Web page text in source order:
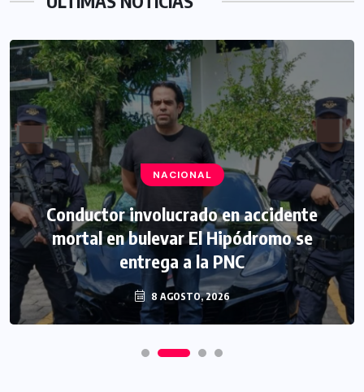
NACIONAL
Conductor involucrado en accidente
mortal en bulevar El Hipódromo se
entrega a la PNC
8 AGOSTO, 2026